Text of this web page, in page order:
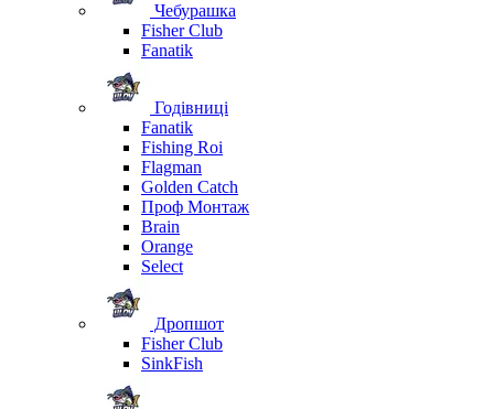
Чебурашка
Fisher Club
Fanatik
Годівниці
Fanatik
Fishing Roi
Flagman
Golden Catch
Проф Монтаж
Brain
Orange
Select
Дропшот
Fisher Club
SinkFish